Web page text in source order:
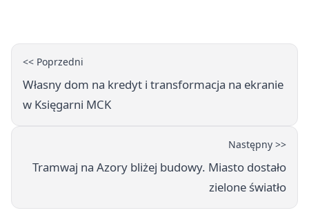
<< Poprzedni
Własny dom na kredyt i transformacja na ekranie
w Księgarni MCK
Następny >>
Tramwaj na Azory bliżej budowy. Miasto dostało
zielone światło